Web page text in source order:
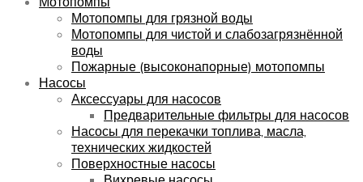
Мотопомпы для грязной воды
Мотопомпы для чистой и слабозагрязнённой
воды
Пожарные (высоконапорные) мотопомпы
Насосы
Аксессуары для насосов
Предварительные фильтры для насосов
Насосы для перекачки топлива, масла,
технических жидкостей
Поверхностные насосы